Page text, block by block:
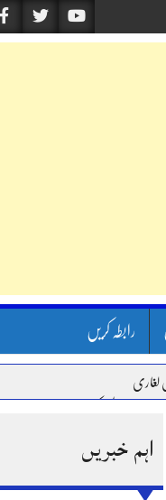
رابطہ کریں
لغاری
مکمل فوجی اعزاز کے ساتھ سپردِ خاک
اہم خبریں